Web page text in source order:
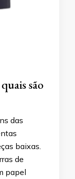
são
das
baixas.
de
papel